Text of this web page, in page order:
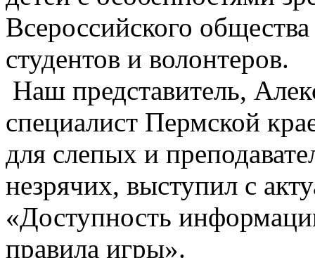
Всероссийского
студентов и волонтеров.
Наш представитель,
специалист Пермской
для слепых и
незрячих, выступил с
«Доступность
правила игры».